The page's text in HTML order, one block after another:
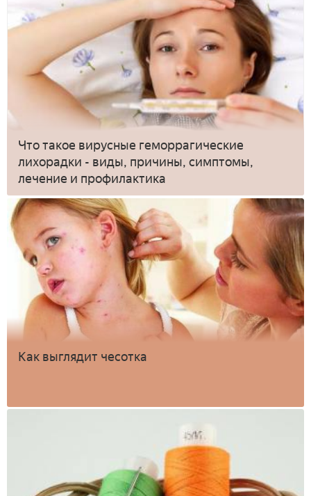
Что такое вирусные геморрагические
лихорадки - виды, причины, симптомы,
лечение и профилактика
Как выглядит чесотка